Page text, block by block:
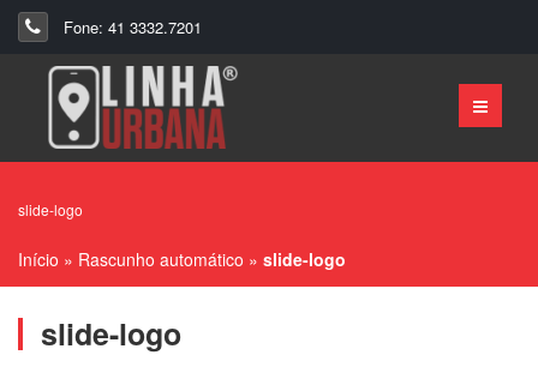
Fone: 41 3332.7201
slide-logo
Início » Rascunho automático » slide-logo
slide-logo